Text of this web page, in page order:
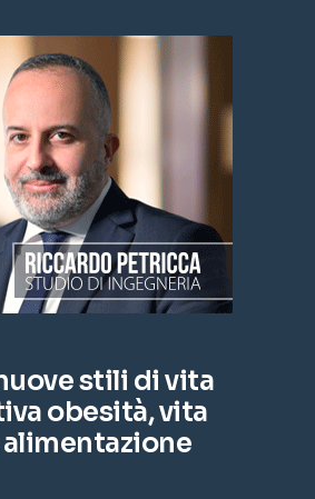
stili di vita
obesità, vita